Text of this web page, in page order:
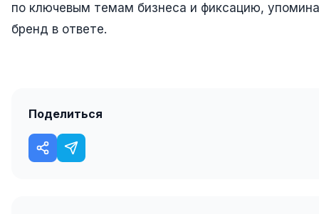
по ключевым темам бизнеса и фиксацию,
бренд в ответе.
Поделиться